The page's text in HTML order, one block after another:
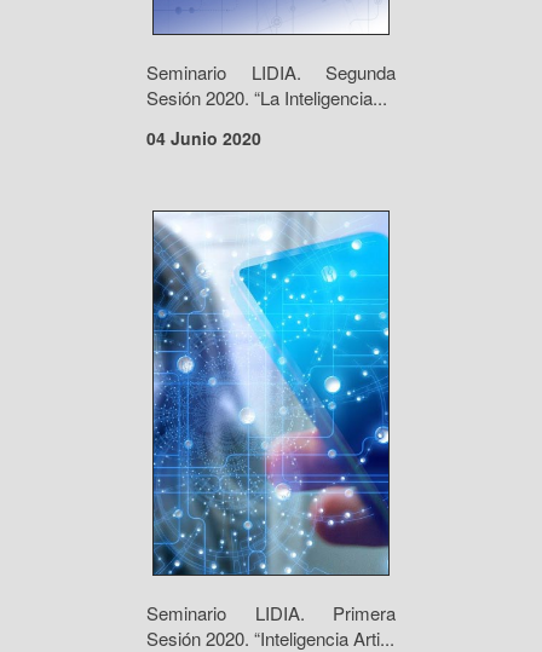
Seminario LIDIA. Segunda
Sesión 2020. “La Inteligencia...
04 Junio 2020
Seminario LIDIA. Primera
Sesión 2020. “Inteligencia Arti...